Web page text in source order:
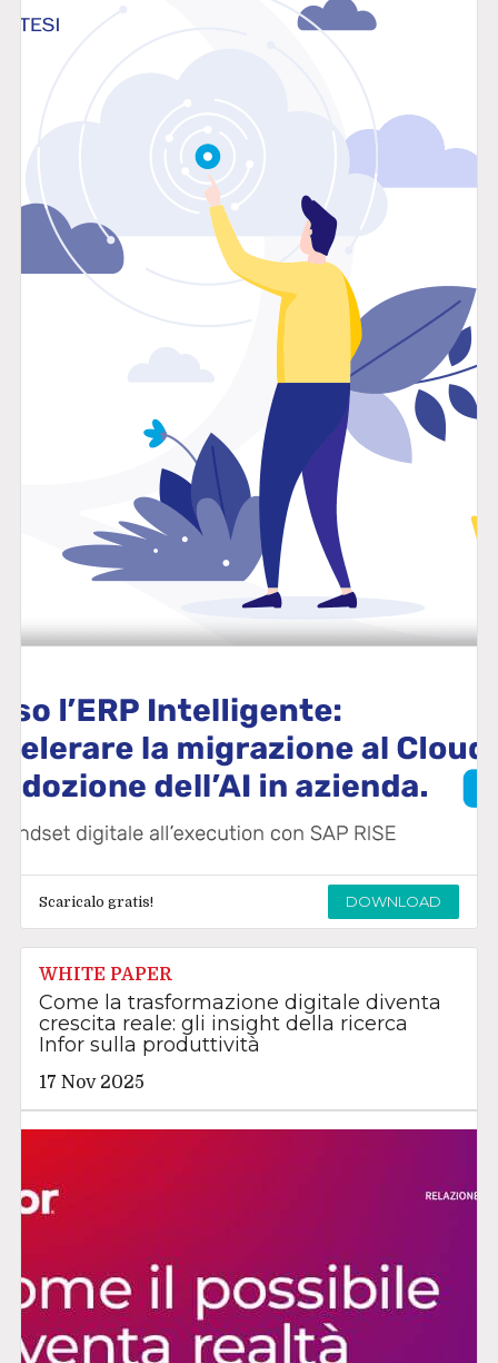
Scaricalo gratis! DOWNLOAD
WHITE PAPER
Come la trasformazione digitale diventa
crescita reale: gli insight della ricerca
Infor sulla produttività
17 Nov 2025